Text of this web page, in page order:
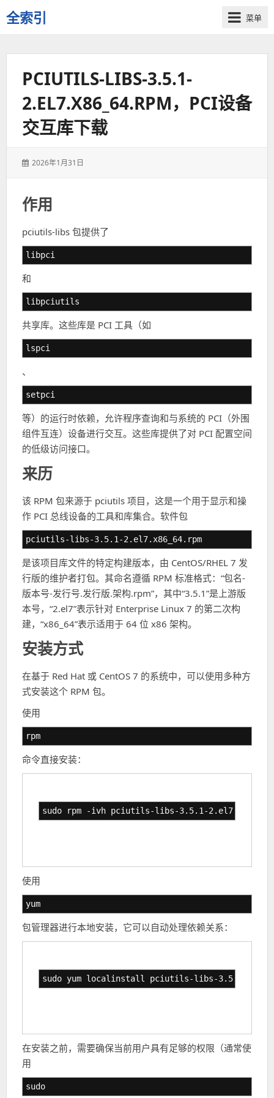
全索引
一
些
菜单
PCIUTILS-LIBS-3.5.1-
2.EL7.X86_64.RPM，PCI设备
交互库下载
发
2026年1月31日
作用
pciutils-libs 包提供了
libpci
和
libpciutils
共享库。这些库是 PCI 工具（如
lspci
、
setpci
等）的运行时依赖，允许程序查询和与系统的 PCI（外围
组件互连）设备进行交互。这些库提供了对 PCI 配置空间
的低级访问接口。
来历
该 RPM 包来源于 pciutils 项目，这是一个用于显示和操
作 PCI 总线设备的工具和库集合。软件包
pciutils-libs-3.5.1-2.el7.x86_64.rpm
是该项目库文件的特定构建版本，由 CentOS/RHEL 7 发
行版的维护者打包。其命名遵循 RPM 标准格式：“包名-
版本号-发行号.发行版.架构.rpm”，其中“3.5.1”是上游版
本号，“2.el7”表示针对 Enterprise Linux 7 的第二次构
建，“x86_64”表示适用于 64 位 x86 架构。
安装方式
在基于 Red Hat 或 CentOS 7 的系统中，可以使用多种方
式安装这个 RPM 包。
使用
rpm
命令直接安装：
sudo rpm -ivh pciutils-libs-3.5.1-
使用
yum
包管理器进行本地安装，它可以自动处理依赖关系：
sudo yum localinstall pciutils-libs-3.5.1-
在安装之前，需要确保当前用户具有足够的权限（通常使
用
sudo